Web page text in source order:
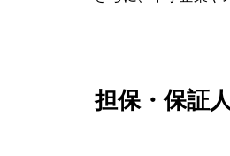
担保・保証